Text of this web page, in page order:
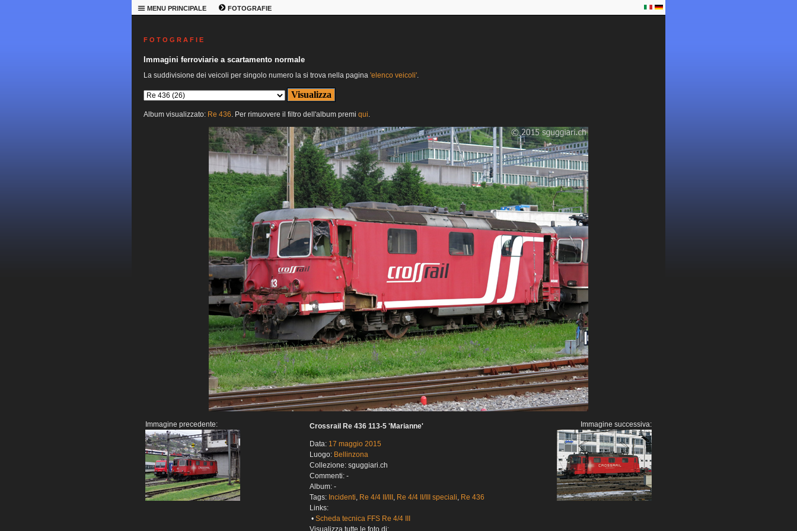
MENU PRINCIPALE FOTOGRAFIE
F O T O G R A F I E
Immagini ferroviarie a scartamento normale
La suddivisione dei veicoli per singolo numero la si trova nella pagina 'elenco veicoli'.
Album visualizzato: Re 436. Per rimuovere il filtro dell'album premi qui.
Immagine precedente: Crossrail Re 436 113-5 'Marianne'
Data: 17 maggio 2015
Luogo: Bellinzona
Collezione: sguggiari.ch
Commenti: -
Album: -
Tags: Incidenti, Re 4/4 II/III , Re 4/4 II/III speciali, Re 436
Links:
• Scheda tecnica FFS Re 4/4 III
Immagine successiva: